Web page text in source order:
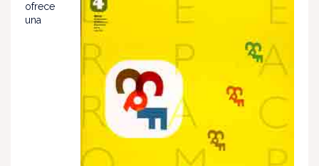
ofrece
una